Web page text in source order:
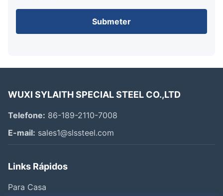
Submeter
WUXI SYLAITH SPECIAL STEEL CO.,LTD
Telefone: 86-189-2110-7008
E-mail: sales1@slssteel.com
Links Rápidos
Para Casa